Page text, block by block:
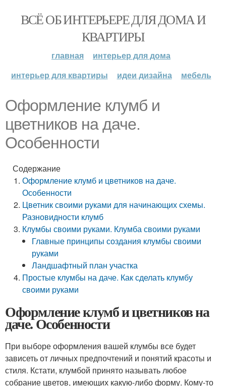
ВСЁ ОБ ИНТЕРЬЕРЕ ДЛЯ ДОМА И
КВАРТИРЫ
главная
интерьер для дома
интерьер для квартиры
идеи дизайна мебель
Оформление клумб и
цветников на даче.
Особенности
Содержание
Оформление клумб и цветников на даче.
Особенности
Цветник своими руками для начинающих схемы.
Разновидности клумб
Клумбы своими руками. Клумба своими руками
Главные принципы создания клумбы своими
руками
Ландшафтный план участка
Простые клумбы на даче. Как сделать клумбу
своими руками
Оформление клумб и цветников на
даче. Особенности
При выборе оформления вашей клумбы все будет
зависеть от личных предпочтений и понятий красоты и
стиля. Кстати, клумбой принято называть любое
собрание цветов, имеющих какую-либо форму. Кому-то